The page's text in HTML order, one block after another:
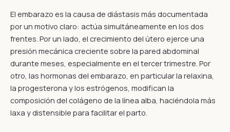
El embarazo es la causa de diástasis más documentada
por un motivo claro: actúa simultáneamente en los dos
frentes. Por un lado, el crecimiento del útero ejerce una
presión mecánica creciente sobre la pared abdominal
durante meses, especialmente en el tercer trimestre. Por
otro, las hormonas del embarazo, en particular la relaxina,
la progesterona y los estrógenos, modifican la
composición del colágeno de la línea alba, haciéndola más
laxa y distensible para facilitar el parto.